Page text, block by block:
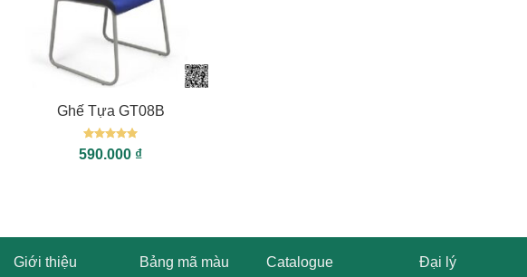
Ghế Tựa GT08B
Được xếp
hạng55
590.000 ₫
Giới thiệu Bảng mã màu Catalogue Đại lý